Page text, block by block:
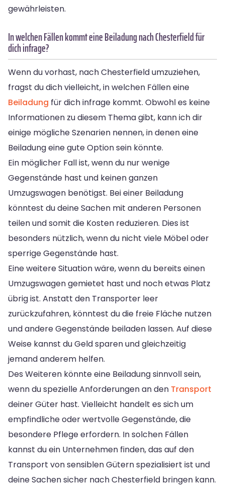
gewährleisten.
In welchen Fällen kommt eine Beiladung nach Chesterfield für
dich infrage?
Wenn du vorhast, nach Chesterfield umzuziehen,
fragst du dich vielleicht, in welchen Fällen eine
Beiladung für dich infrage kommt. Obwohl es keine
Informationen zu diesem Thema gibt, kann ich dir
einige mögliche Szenarien nennen, in denen eine
Beiladung eine gute Option sein könnte.
Ein möglicher Fall ist, wenn du nur wenige
Gegenstände hast und keinen ganzen
Umzugswagen benötigst. Bei einer Beiladung
könntest du deine Sachen mit anderen Personen
teilen und somit die Kosten reduzieren. Dies ist
besonders nützlich, wenn du nicht viele Möbel oder
sperrige Gegenstände hast.
Eine weitere Situation wäre, wenn du bereits einen
Umzugswagen gemietet hast und noch etwas Platz
übrig ist. Anstatt den Transporter leer
zurückzufahren, könntest du die freie Fläche nutzen
und andere Gegenstände beiladen lassen. Auf diese
Weise kannst du Geld sparen und gleichzeitig
jemand anderem helfen.
Des Weiteren könnte eine Beiladung sinnvoll sein,
wenn du spezielle Anforderungen an den Transport
deiner Güter hast. Vielleicht handelt es sich um
empfindliche oder wertvolle Gegenstände, die
besondere Pflege erfordern. In solchen Fällen
kannst du ein Unternehmen finden, das auf den
Transport von sensiblen Gütern spezialisiert ist und
deine Sachen sicher nach Chesterfield bringen kann.